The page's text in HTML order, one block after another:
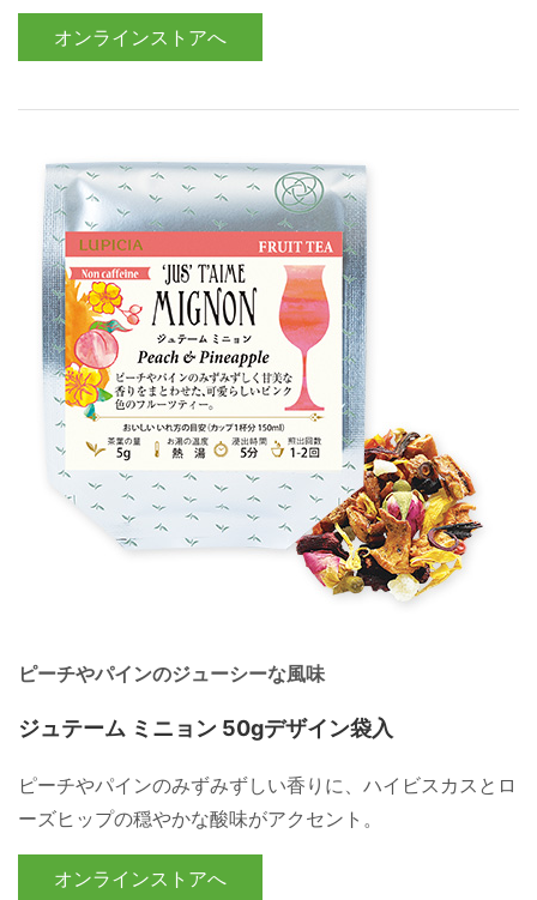
オンラインストアへ
ピーチやパインのジューシーな風味
ジュテーム ミニョン 50gデザイン袋入
ピーチやパインのみずみずしい香りに、ハイビスカスとロ
ーズヒップの穏やかな酸味がアクセント。
オンラインストアへ